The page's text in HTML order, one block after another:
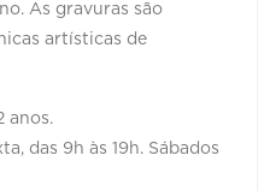
As gravuras são
artísticas de
anos.
das 9h às 19h. Sábados